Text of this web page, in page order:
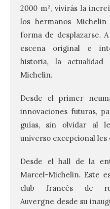
2000 m², vivirás la
los hermanos
forma de desplazarse.
escena original e
historia, la
Michelin.
Desde el primer
innovaciones futuras,
guías, sin olvidar al
universo excepcional les
Desde el hall de la
Marcel-Michelin. Este
club francés de
Auvergne desde su